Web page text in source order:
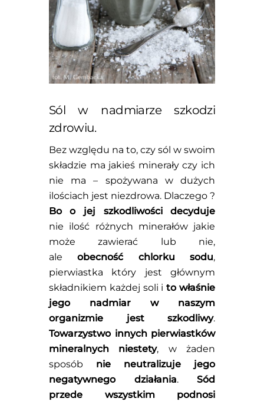
Sól w nadmiarze szkodzi
zdrowiu.
Bez względu na to, czy sól w swoim
składzie ma jakieś minerały czy ich
nie ma – spożywana w dużych
ilościach jest niezdrowa. Dlaczego ?
Bo o jej szkodliwości decyduje
nie ilość różnych minerałów jakie
może zawierać lub nie,
aleobecność chlorku sodu,
pierwiastka który jest głównym
składnikiem każdej soli i to właśnie
jego nadmiar w naszym
organizmie jest szkodliwy.
Towarzystwo innych pierwiastków
mineralnych niestety, w żaden
sposób nie neutralizuje jego
negatywnego działania.Sód
przede wszystkim podnosi